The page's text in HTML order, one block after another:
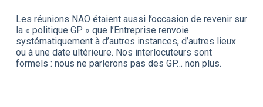
Les réunions NAO étaient aussi l’occasion de revenir sur
la « politique GP » que l’Entreprise renvoie
systématiquement à d’autres instances, d’autres lieux
ou à une date ultérieure. Nos interlocuteurs sont
formels : nous ne parlerons pas des GP… non plus.